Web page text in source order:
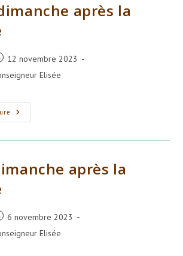
après la
:
12 novembre 2023
Elisée
XXIVème
Dimanche
La
après la
:
6 novembre 2023
Elisée